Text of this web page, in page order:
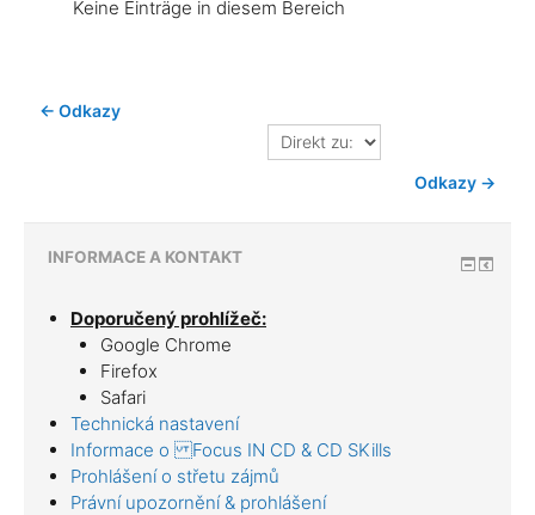
Keine Einträge in diesem Bereich
← Odkazy
Direkt
zu:
Odkazy →
INFORMACE A KONTAKT
Doporučený prohlížeč:
Google Chrome
Firefox
Safari
Technická nastavení
Informace o Focus IN CD & CD SKills
Prohlášení o střetu zájmů
Právní upozornění & prohlášení